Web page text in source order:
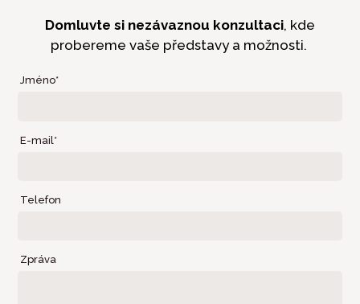
Domluvte si nezávaznou konzultaci, kde
probereme vaše představy a možnosti.
Jméno*
E-mail*
Telefon
Zpráva